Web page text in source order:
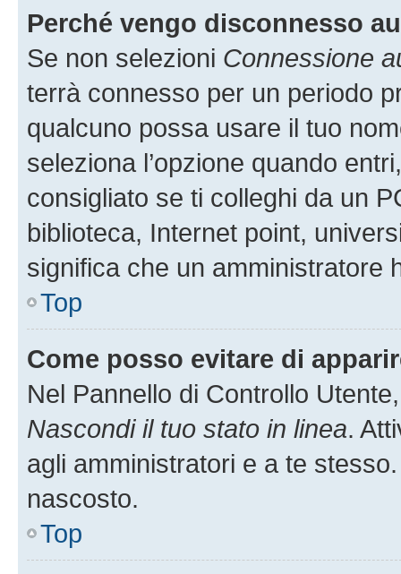
Perché vengo disconnesso
Se non selezioni Connessione
terrà connesso per un periodo
qualcuno possa usare il tuo
seleziona l’opzione quando
consigliato se ti colleghi da un
biblioteca, Internet point,
significa che un amministratore
Top
Come posso evitare di
Nel Pannello di Controllo
Nascondi il tuo stato in linea.
agli amministratori e a te
nascosto.
Top